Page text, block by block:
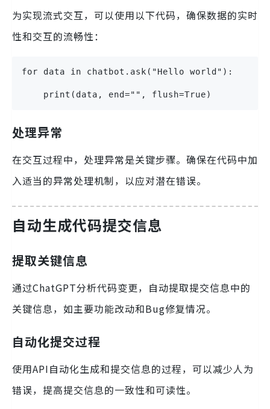
为实现流式交互，可以使用以下代码，确保数据的实时
性和交互的流畅性：
for data in chatbot.ask("Hello world"):
    print(data, end="", flush=True)
处理异常
在交互过程中，处理异常是关键步骤。确保在代码中加
入适当的异常处理机制，以应对潜在错误。
自动生成代码提交信息
提取关键信息
通过ChatGPT分析代码变更，自动提取提交信息中的
关键信息，如主要功能改动和Bug修复情况。
自动化提交过程
使用API自动化生成和提交信息的过程，可以减少人为
错误，提高提交信息的一致性和可读性。